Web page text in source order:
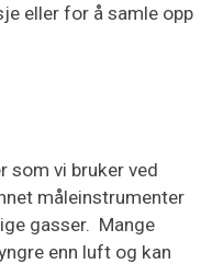
eller for å samle opp
som vi bruker ved
måleinstrumenter
gasser. Mange
enn luft og kan